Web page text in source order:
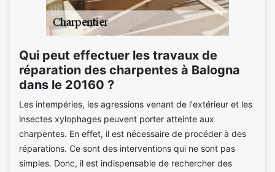
Qui peut effectuer les travaux de
réparation des charpentes à Balogna
dans le 20160 ?
Les intempéries, les agressions venant de l'extérieur et les
insectes xylophages peuvent porter atteinte aux
charpentes. En effet, il est nécessaire de procéder à des
réparations. Ce sont des interventions qui ne sont pas
simples. Donc, il est indispensable de rechercher des